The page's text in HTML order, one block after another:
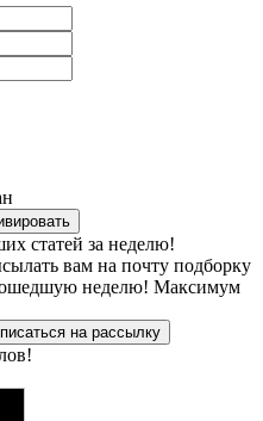
статей за неделю!
вам на почту подборку
неделю! Максимум
на рассылку